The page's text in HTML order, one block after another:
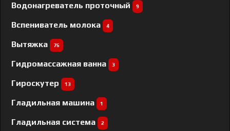
Водонагреватель проточный 9
Вспениватель молока 4
Вытяжка 76
Гидромассажная ванна 3
Гироскутер 13
Гладильная машина 1
Гладильная система 2